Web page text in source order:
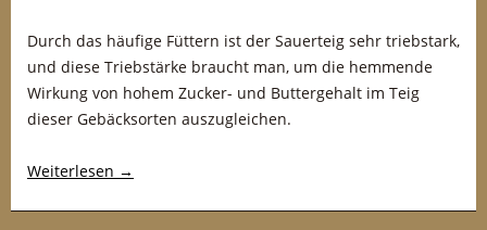
Durch das häufige Füttern ist der Sauerteig sehr triebstark,
und diese Triebstärke braucht man, um die hemmende
Wirkung von hohem Zucker- und Buttergehalt im Teig
dieser Gebäcksorten auszugleichen.
Weiterlesen →